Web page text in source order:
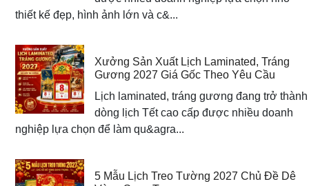
thiết kế đẹp, hình ảnh lớn và c&...
Xưởng Sản Xuất Lịch Laminated, Tráng
Gương 2027 Giá Gốc Theo Yêu Cầu
Lịch laminated, tráng gương đang trở thành
dòng lịch Tết cao cấp được nhiều doanh
nghiệp lựa chọn để làm qu&agra...
5 Mẫu Lịch Treo Tường 2027 Chủ Đề Dê